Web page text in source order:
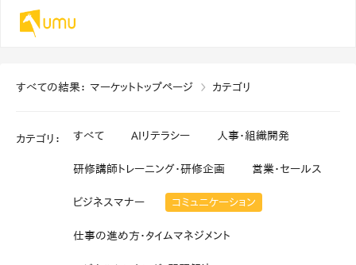
すべての結果： マーケットトップページ カテゴリ
カテゴリ ： すべて AIリテラシー 人事・組織開発
研修講師トレーニング・研修企画 営業・セールス
ビジネスマナー コミュニケーション
仕事の進め方・タイムマネジメント